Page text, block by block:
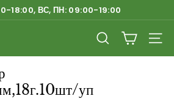
Приостановить
18:00, ВС, ПН: 09:00-19:00
ПОИСК
уп